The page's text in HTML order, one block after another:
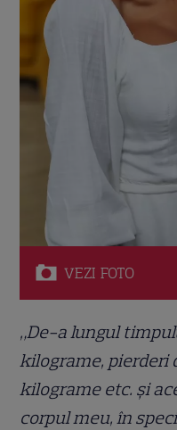
VEZI FOTO
„De-a lungul
kilograme, pierderi
kilograme etc. și
corpul meu, în